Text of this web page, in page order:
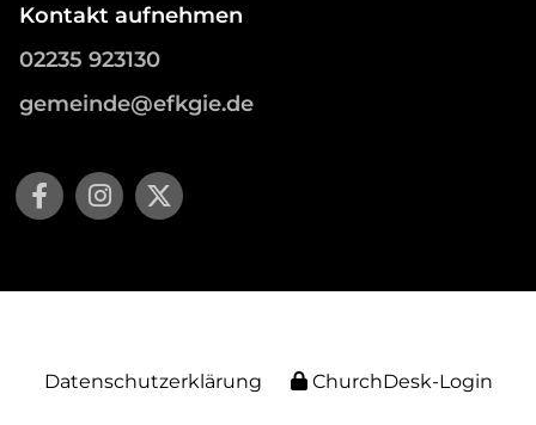
Kontakt aufnehmen
02235 923130
gemeinde@efkgie.de
Datenschutzerklärung ChurchDesk-Login